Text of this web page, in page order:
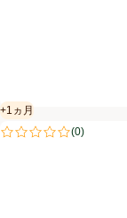
小川屋味噌店 金山寺
+1ヵ月
賞味・消費期限保証
(0)
評価は0件のレビュー